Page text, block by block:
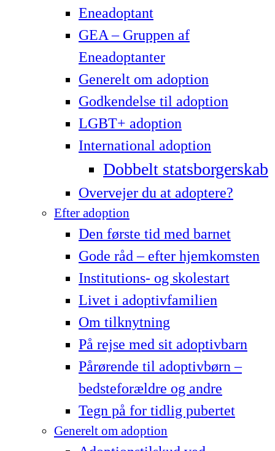
Eneadoptant
GEA – Gruppen af
Eneadoptanter
Generelt om adoption
Godkendelse til adoption
LG­BT+ adoption
International adoption
Dobbelt statsborgerskab
Overvejer du at adoptere?
Efter adoption
Den første tid med barnet
Gode råd – efter hjemkomsten
Institutions- og skolestart
Livet i adoptivfamilien
Om tilknytning
På rejse med sit adoptivbarn
Pårørende til adoptivbørn –
bedsteforældre og andre
Tegn på for tidlig pubertet
Generelt om adoption